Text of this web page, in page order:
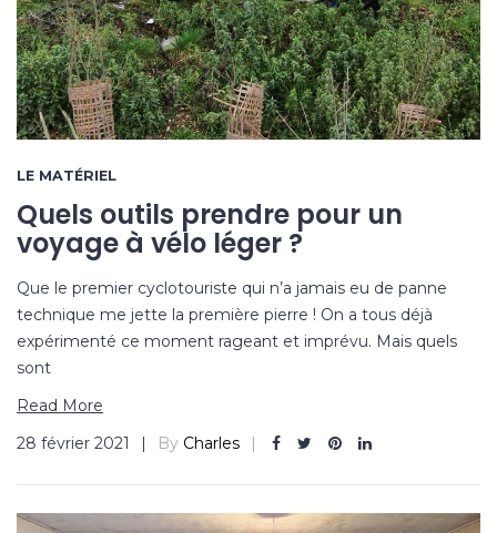
LE MATÉRIEL
Quels outils prendre pour un
voyage à vélo léger ?
Que le premier cyclotouriste qui n’a jamais eu de panne
technique me jette la première pierre ! On a tous déjà
expérimenté ce moment rageant et imprévu. Mais quels
sont
Read More
28 février 2021
By Charles